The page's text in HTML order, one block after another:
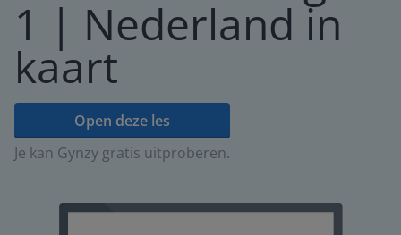
1 | Nederland in
kaart
Open deze les
Je kan Gynzy gratis uitproberen.